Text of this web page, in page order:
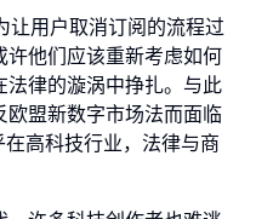
让用户取消订阅的流程过
他们应该重新考虑如何
法律的漩涡中挣扎。与此
欧盟新数字市场法而面临
高科技行业，法律与商